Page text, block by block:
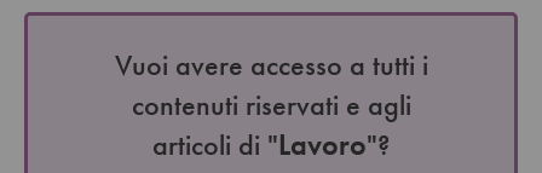
Vuoi avere accesso a tutti i
contenuti riservati e agli
articoli di "Lavoro"?